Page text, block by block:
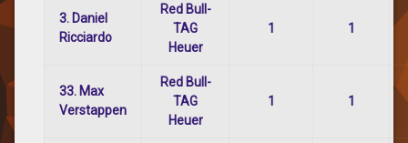
3. Daniel
Ricciardo
Red Bull-
TAG
Heuer
1 1
33. Max
Verstappen
Red Bull-
TAG
Heuer
1 1